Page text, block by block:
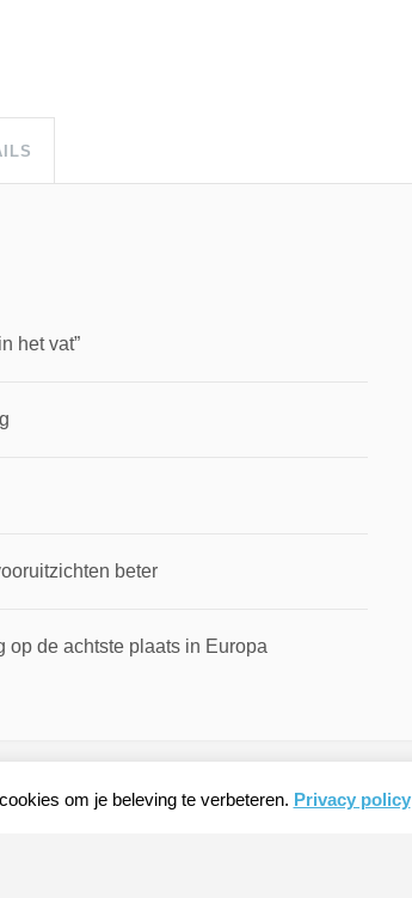
het vat”
beter
de achtste plaats in Europa
om je beleving te verbeteren. Privacy policy